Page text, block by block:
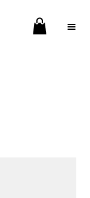
Toggle Menu